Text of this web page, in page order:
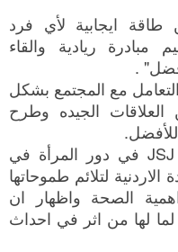
طاقة ايجابية لأي فرد
مبادرة ريادية والقاء
.
مع المجتمع بشكل
الجيده وطرح
ومن الجدير ذكره اهتمام فريق JSJ في دور المرأة في
لتلائم طموحاتها
الصحة واظهار ان
لها من اثر في احداث